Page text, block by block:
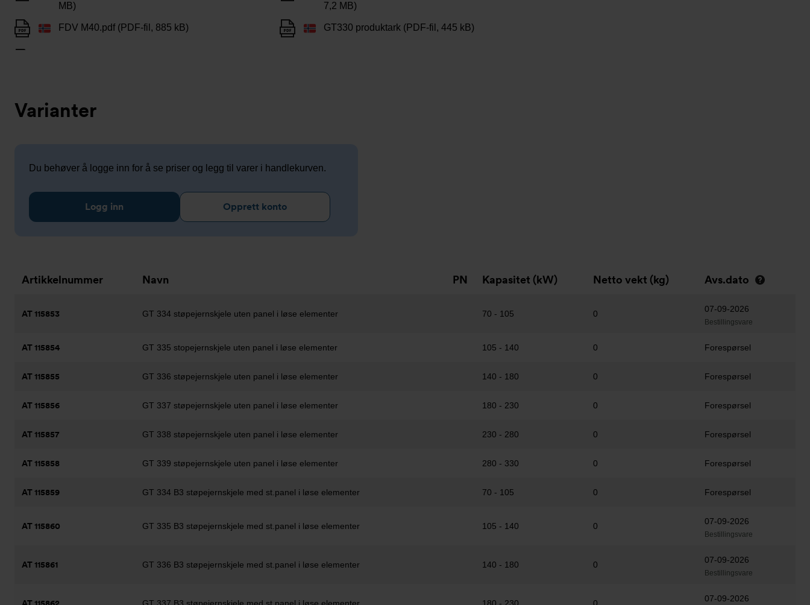
MB)
FDV M40.pdf (PDF-fil, 885 kB)
7,2 MB)
GT330 produktark (PDF-fil, 445 kB)
Varianter
Du behøver å logge inn for å se priser og legg til varer i handlekurven.
Logg inn Opprett konto
Artikkelnummer Navn PN Kapasitet (kW) Netto vekt (kg) Avs.dato
AT 115853 GT 334 støpejernskjele uten panel i løse elementer 70 - 105 0 07-09-2026
Bestillingsvare
AT 115854 GT 335 stopejernskjele uten panel i løse elementer 105 - 140 0 Forespørsel
AT 115855 GT 336 støpejernskjele uten panel i løse elementer 140 - 180 0 Forespørsel
AT 115856 GT 337 støpejernskjele uten panel i løse elementer 180 - 230 0 Forespørsel
AT 115857 GT 338 støpejernskjele uten panel i løse elementer 230 - 280 0 Forespørsel
AT 115858 GT 339 støpejernskjele uten panel i løse elementer 280 - 330 0 Forespørsel
AT 115859 GT 334 B3 støpejernskjele med st.panel i løse elementer 70 - 105 0 Forespørsel
AT 115860 GT 335 B3 støpejernskjele med st.panel i løse elementer 105 - 140 0 07-09-2026
Bestillingsvare
AT 115861 GT 336 B3 støpejernskjele med st.panel i løse elementer 140 - 180 0 07-09-2026
Bestillingsvare
07-09-2026